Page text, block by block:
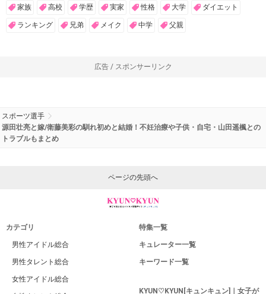
家族 高校 学歴 実家 性格 大学 ダイエット
ランキング 兄弟 メイク 中学 父親
広告 / スポンサーリンク
スポーツ選手
源田壮亮と嫁/衛藤美彩の馴れ初めと結婚！不妊治療や子供・自宅・山田遥楓との
トラブルもまとめ
ページの先頭へ
カテゴリ
男性アイドル総合
男性タレント総合
女性アイドル総合
特集一覧
キュレーター一覧
キーワード一覧
KYUN♡KYUN[キュンキュン]｜女子が